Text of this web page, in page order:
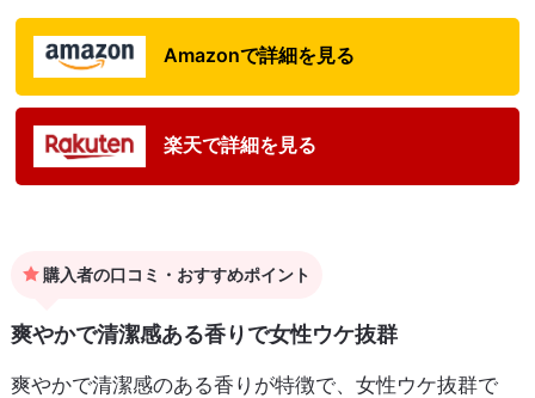
Amazonで詳細を見る
楽天で詳細を見る
購入者の口コミ・おすすめポイント
爽やかで清潔感ある香りで女性ウケ抜群
爽やかで清潔感のある香りが特徴で、女性ウケ抜群で